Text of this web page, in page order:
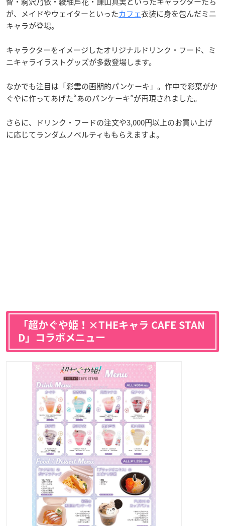
が、メイドやウェイターといったカフェ衣装に身を包んだミニ
キャラが登場。
キャラクターをイメージしたオリジナルドリンク・フード、ミ
ニキャライラストグッズが多数登場します。
なかでも注目は「彩雲の画期的パンケーキ」。作中で彩葉がか
ぐやに作ってあげた“あのパンケーキ”が再現されました。
さらに、ドリンク・フードの注文や3,000円以上のお買い上げ
に応じてランダムノベルティももらえますよ。
「超かぐや姫！×THEキャラ CAFE STAN
D」コラボメニュー